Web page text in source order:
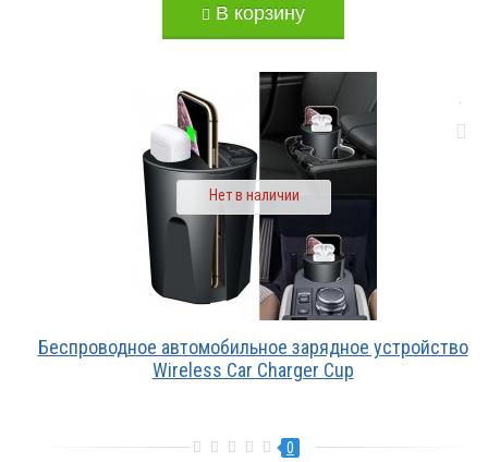
В корзину
Нет в наличии
Беспроводное автомобильное зарядное устройство
Wireless Car Charger Cup
0